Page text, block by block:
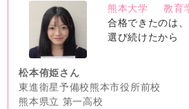
no
image
熊本大学
教育
合格できたのは
選び続けたから
松本侑姫さん
東進衛星予備校熊本市役所前校
熊本県立 第一高校